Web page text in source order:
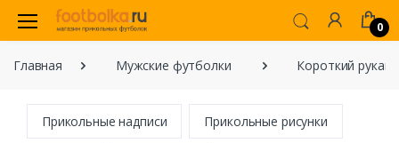
0
Главная Мужские футболки Короткий рукав
Прикольные надписи Прикольные рисунки